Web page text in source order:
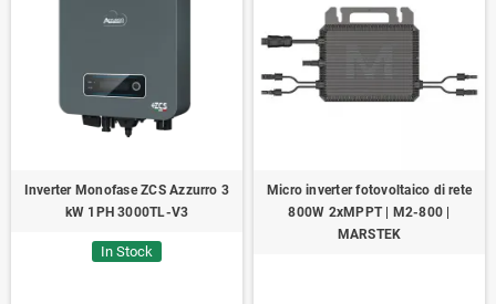
Inverter Monofase ZCS Azzurro 3
kW 1PH 3000TL-V3
In Stock
Micro inverter fotovoltaico di rete
800W 2xMPPT | M2-800 |
MARSTEK